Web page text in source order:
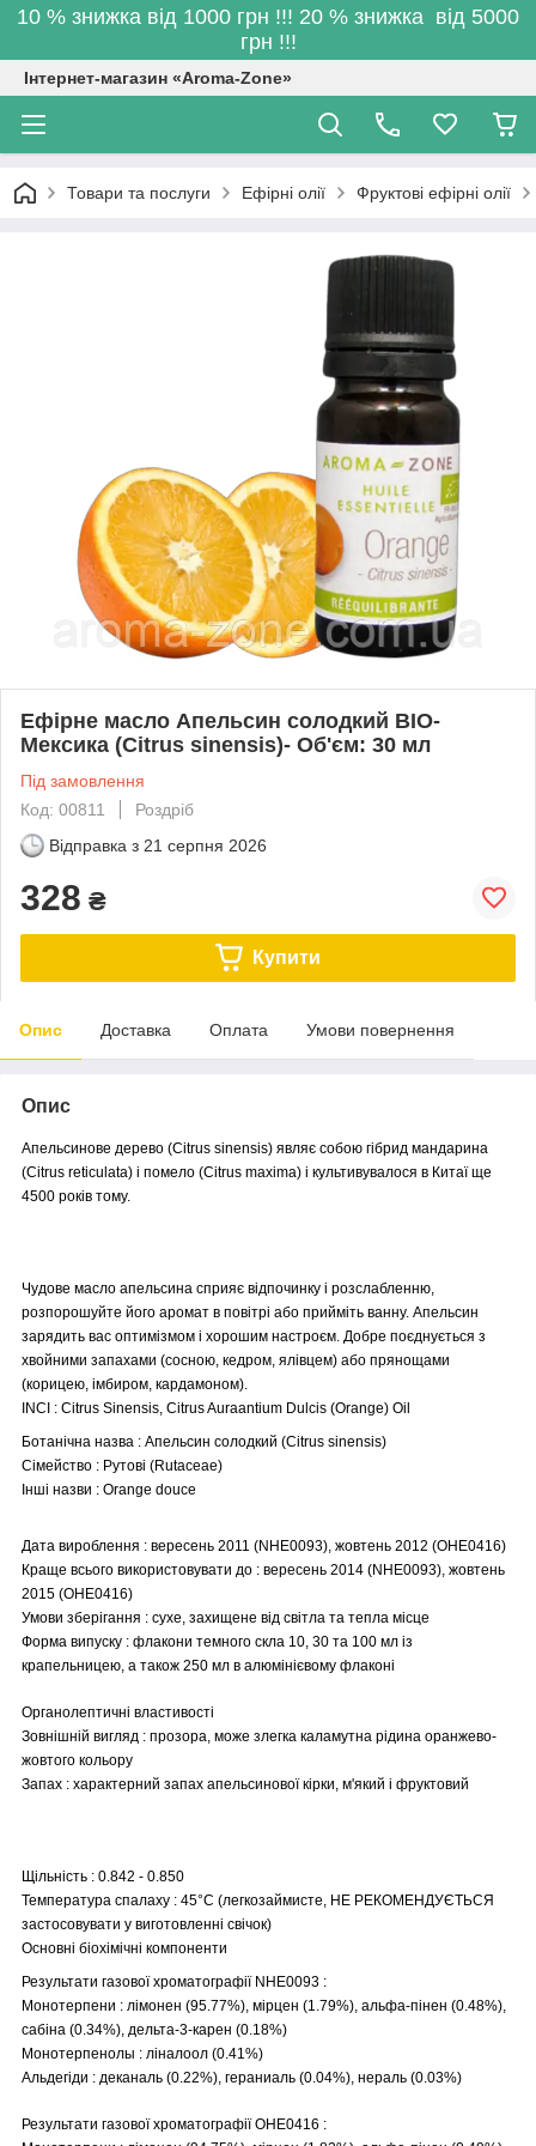
10 % знижка від 1000 грн !!! 20 % знижка від 5000
грн !!!
Інтернет-магазин «Aroma-Zone»
Товари та послуги Ефірні олії Фруктові ефірні олії
Ефірне масло Апельсин солодкий BIO-
Мексика (Citrus sinensis)- Об'єм: 30 мл
Під замовлення
Код: 00811
Роздріб
Відправка з 21 серпня 2026
328 ₴
Купити
Опис Доставка Оплата Умови повернення
Опис
Апельсинове дерево (Citrus sinensis) являє собою гібрид мандарина
(Citrus reticulata) і помело (Citrus maxima) і культивувалося в Китаї ще
4500 років тому.
Чудове масло апельсина сприяє відпочинку і розслабленню,
розпорошуйте його аромат в повітрі або прийміть ванну. Апельсин
зарядить вас оптимізмом і хорошим настроєм. Добре поєднується з
хвойними запахами (сосною, кедром, ялівцем) або прянощами
(корицею, імбиром, кардамоном).
INCI : Citrus Sinensis, Citrus Auraantium Dulcis (Orange) Oil
Ботанічна назва : Апельсин солодкий (Citrus sinensis)
Сімейство : Рутові (Rutaceae)
Інші назви : Orange douce
Дата вироблення : вересень 2011 (NHE0093), жовтень 2012 (OHE0416)
Краще всього використовувати до : вересень 2014 (NHE0093), жовтень
2015 (OHE0416)
Умови зберігання : сухе, захищене від світла та тепла місце
Форма випуску : флакони темного скла 10, 30 та 100 мл із
крапельницею, а також 250 мл в алюмінієвому флаконі
Органолептичні властивості
Зовнішній вигляд : прозора, може злегка каламутна рідина оранжево-
жовтого кольору
Запах : характерний запах апельсинової кірки, м'який і фруктовий
Щільність : 0.842 - 0.850
Температура спалаху : 45°C (легкозаймисте, НЕ РЕКОМЕНДУЄТЬСЯ
застосовувати у виготовленні свічок)
Основні біохімічні компоненти
Результати газової хроматографії NHE0093 :
Монотерпени : лімонен (95.77%), мірцен (1.79%), альфа-пінен (0.48%),
сабіна (0.34%), дельта-3-карен (0.18%)
Монотерпенолы : ліналоол (0.41%)
Альдегіди : деканаль (0.22%), гераниаль (0.04%), нераль (0.03%)
Результати газової хроматографії OHE0416 :